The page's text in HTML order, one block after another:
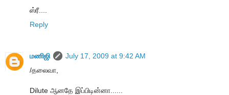
ஸ்ரீ....
Reply
மணிஜி
July 17, 2009 at 9:42 AM
/தலைவா,
Dilute ஆனதே இப்பிடின்னா......